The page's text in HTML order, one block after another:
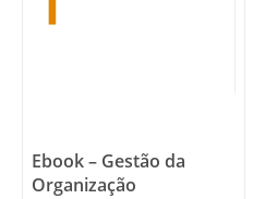
Ebook – Gestão da
Organização